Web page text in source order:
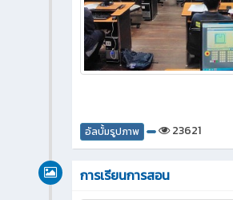
อัลบั้มรูปภาพ 23621
การเรียนการสอน